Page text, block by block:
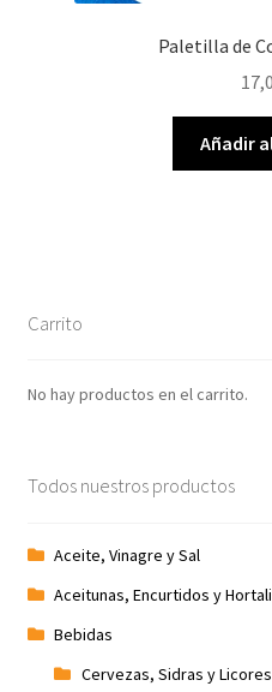
Paletilla de
Añadir
Carrito
No hay productos en el carrito.
Todos nuestros productos
Aceite, Vinagre y Sal
Aceitunas, Encurtidos y
Bebidas
Cervezas, Sidras y Licores